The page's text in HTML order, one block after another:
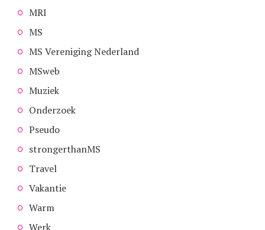
MRI
MS
MS Vereniging Nederland
MSweb
Muziek
Onderzoek
Pseudo
strongerthanMS
Travel
Vakantie
Warm
Werk